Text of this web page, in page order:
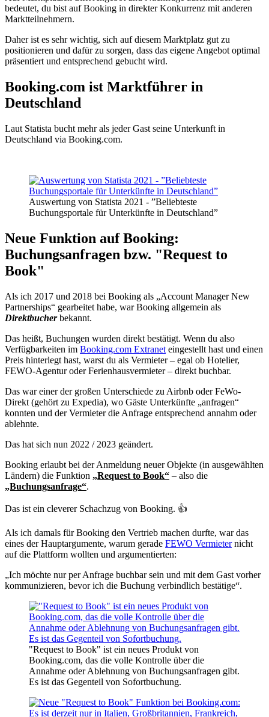
bedeutet, du bist auf Booking in direkter Konkurrenz mit anderen
Marktteilnehmern.
Daher ist es sehr wichtig, sich auf diesem Marktplatz gut zu
positionieren und dafür zu sorgen, dass das eigene Angebot optimal
präsentiert und entsprechend gebucht wird.
Booking.com ist Marktführer in
Deutschland​
Laut Statista bucht mehr als jeder Gast seine Unterkunft in
Deutschland via Booking.com.
Auswertung von Statista 2021 - ”Beliebteste
Buchungsportale für Unterkünfte in Deutschland”
Neue Funktion auf Booking:
Buchungsanfragen bzw. "Request to
Book"​
Als ich 2017 und 2018 bei Booking als „Account Manager New
Partnerships“ gearbeitet habe, war Booking allgemein als
Direktbucherbekannt.
Das heißt, Buchungen wurden direkt bestätigt. Wenn du also
Verfügbarkeiten im Booking.com Extranet eingestellt hast und einen
Preis hinterlegt hast, warst du als Vermieter – egal ob Hotelier,
FEWO-Agentur oder Ferienhausvermieter – direkt buchbar.
Das war einer der großen Unterschiede zu Airbnb oder FeWo-
Direkt (gehört zu Expedia), wo Gäste Unterkünfte „anfragen“
konnten und der Vermieter die Anfrage entsprechend annahm oder
ablehnte.
Das hat sich nun 2022 / 2023 geändert.
Booking erlaubt bei der Anmeldung neuer Objekte (in ausgewählten
Ländern) die Funktion „Request to Book“ – also die
„Buchungsanfrage“.
Das ist ein cleverer Schachzug von Booking. 👍
Als ich damals für Booking den Vertrieb machen durfte, war das
eines der Hauptargumente, warum gerade FEWO Vermieternicht
auf die Plattform wollten und argumentierten:
„Ich möchte nur per Anfrage buchbar sein und mit dem Gast vorher
kommunizieren, bevor ich die Buchung verbindlich bestätige“.
"Request to Book" ist ein neues Produkt von
Booking.com, das die volle Kontrolle über die
Annahme oder Ablehnung von Buchungsanfragen gibt.
Es ist das Gegenteil von Sofortbuchung.